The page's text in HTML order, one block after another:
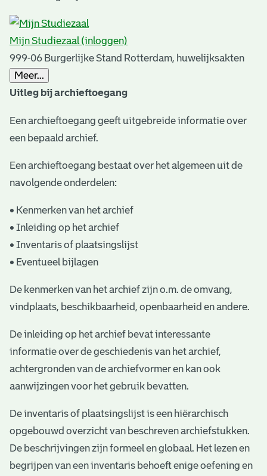
'
s
n
o
t
a
r
i
ë
l
e
a
c
h
i
e
v
n
Mijn Studiezaal (inloggen)
999-06 Burgerlijke Stand Rotterdam, huwelijksakten
Meer...
Uitleg bij archieftoegang
Een archieftoegang geeft uitgebreide informatie over
een bepaald archief.
Een archieftoegang bestaat over het algemeen uit de
navolgende onderdelen:
• Kenmerken van het archief
• Inleiding op het archief
• Inventaris of plaatsingslijst
• Eventueel bijlagen
De kenmerken van het archief zijn o.m. de omvang,
vindplaats, beschikbaarheid, openbaarheid en andere.
De inleiding op het archief bevat interessante
informatie over de geschiedenis van het archief,
achtergronden van de archiefvormer en kan ook
aanwijzingen voor het gebruik bevatten.
De inventaris of plaatsingslijst is een hiërarchisch
opgebouwd overzicht van beschreven archiefstukken.
De beschrijvingen zijn formeel en globaal. Het lezen en
begrijpen van een inventaris behoeft enige oefening en